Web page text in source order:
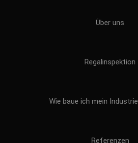
Über uns
Regalinspektion
Wie baue ich mein
Referenzen